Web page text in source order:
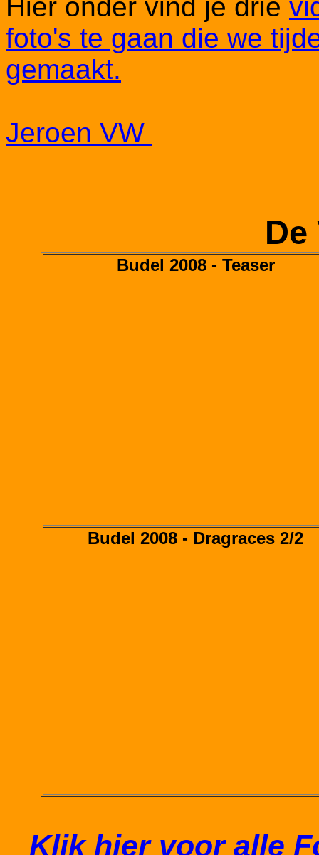
Hier onder vind je drie
foto's te gaan die we
gemaakt.
Jeroen VW
Budel 2008 - Teaser
Budel 2008 - Dragraces 2/2
Klik hier voor alle